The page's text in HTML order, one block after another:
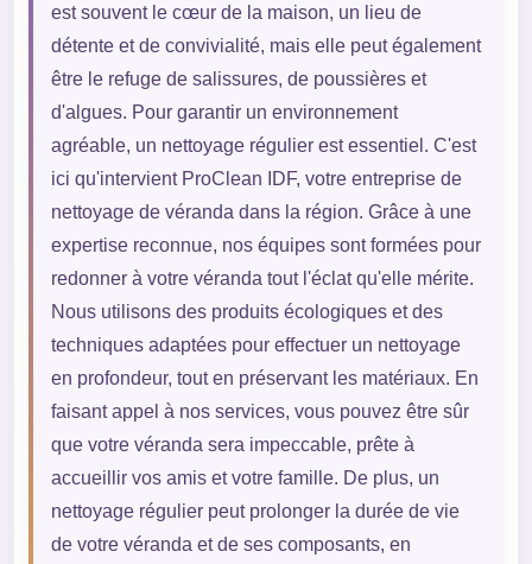
est souvent le cœur de la maison, un lieu de
détente et de convivialité, mais elle peut également
être le refuge de salissures, de poussières et
d'algues. Pour garantir un environnement
agréable, un nettoyage régulier est essentiel. C'est
ici qu'intervient ProClean IDF, votre entreprise de
nettoyage de véranda dans la région. Grâce à une
expertise reconnue, nos équipes sont formées pour
redonner à votre véranda tout l'éclat qu'elle mérite.
Nous utilisons des produits écologiques et des
techniques adaptées pour effectuer un nettoyage
en profondeur, tout en préservant les matériaux. En
faisant appel à nos services, vous pouvez être sûr
que votre véranda sera impeccable, prête à
accueillir vos amis et votre famille. De plus, un
nettoyage régulier peut prolonger la durée de vie
de votre véranda et de ses composants, en